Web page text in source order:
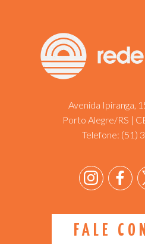
Avenida Ipiranga,
Porto Alegre/RS |
Telefone: (51)
FALE